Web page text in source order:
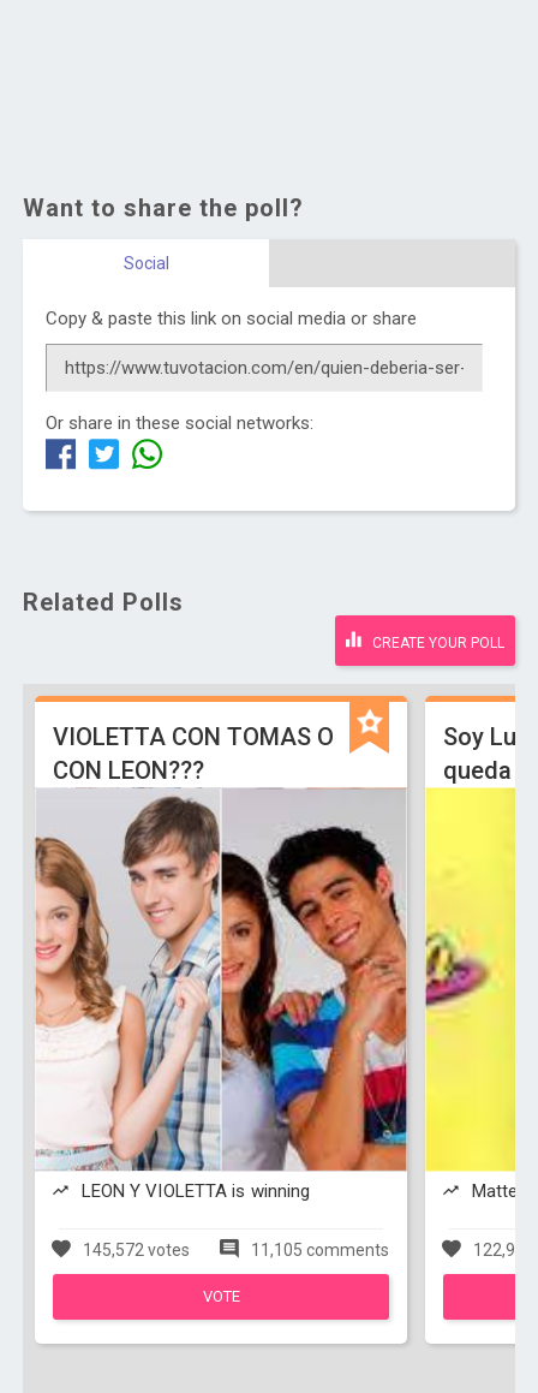
Want to share the poll?
Social
Copy & paste this link on social media or share
Or share in these social networks:
Related Polls
CREATE YOUR POLL
VIOLETTA CON TOMAS O
CON LEON???
LEON Y VIOLETTA is winning
145,572 votes 11,105 comments
VOTE
Soy
queda
Matteo